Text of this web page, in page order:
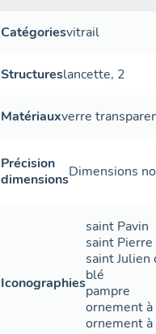
Catégoriesvitrail
Structureslancette, 2
Matériauxverre
Précision
dimensionsDimensions
Iconographies
saint Pavin
saint Pierre
saint Julien
blé
pampre
ornement
ornement